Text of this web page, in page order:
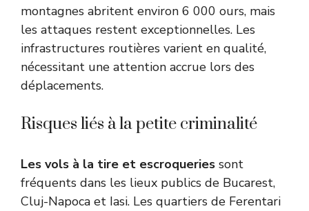
montagnes abritent environ 6 000 ours, mais
les attaques restent exceptionnelles. Les
infrastructures routières varient en qualité,
nécessitant une attention accrue lors des
déplacements.
Risques liés à la petite criminalité
Les vols à la tire et escroqueries sont
fréquents dans les lieux publics de Bucarest,
Cluj-Napoca et Iasi. Les quartiers de Ferentari